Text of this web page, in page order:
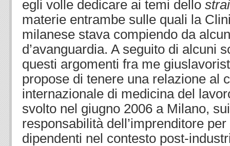
egli volle dedicare ai temi dello
materie entrambe sulle quali la
milanese stava compiendo da
d’avanguardia. A seguito di alcuni
questi argomenti fra me
propose di tenere una relazione al
internazionale di medicina del
svolto nel giugno 2006 a Milano,
responsabilità dell’imprenditore
dipendenti nel contesto post-